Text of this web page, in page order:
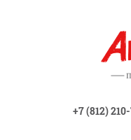
+7 (812)